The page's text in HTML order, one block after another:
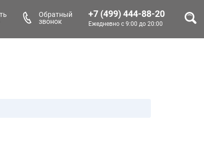
Обратный
звонок
+7 (499) 444-88-20
Ежедневно с 9:00 до 20:00